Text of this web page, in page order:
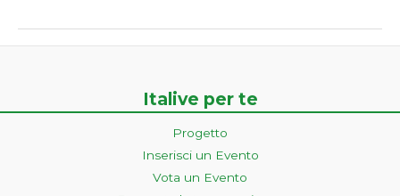
Italive per te
Progetto
Inserisci un Evento
Vota un Evento